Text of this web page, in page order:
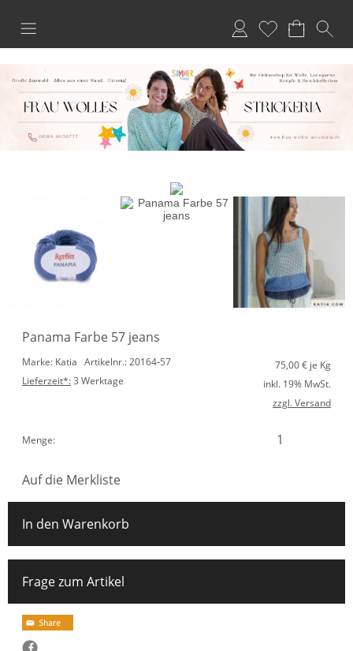
Anmelden
Merkliste
Panama Farbe 57 jeans
Marke: Katia Artikelnr.: 20164-57
Lieferzeit*:3 Werktage
75,00€ je Kg
inkl. 19% MwSt.
zzgl. Versand
Menge:
Auf die Merkliste
In den Warenkorb
Frage zum Artikel